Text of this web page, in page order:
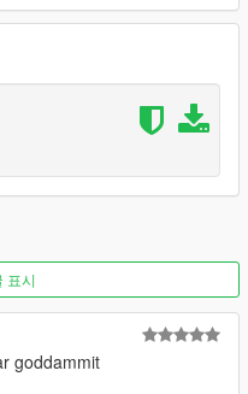
version above 1.36
표시
goddammit